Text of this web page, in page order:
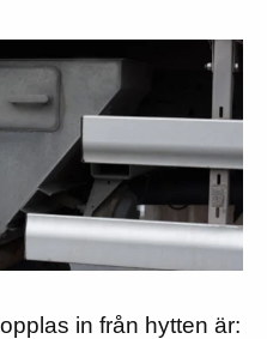
in från hytten är: